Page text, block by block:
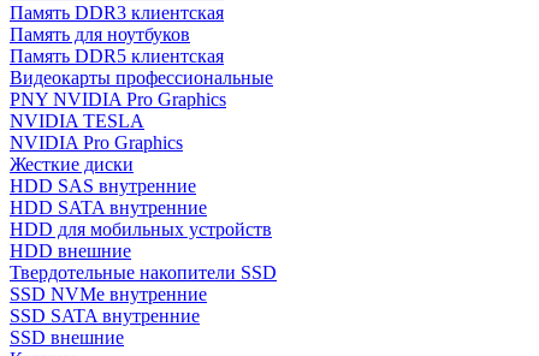
Память DDR3 клиентская
Память для ноутбуков
Память DDR5 клиентская
Видеокарты профессиональные
PNY NVIDIA Pro Graphics
NVIDIA TESLA
NVIDIA Pro Graphics
Жесткие диски
HDD SAS внутренние
HDD SATA внутренние
HDD для мобильных устройств
HDD внешние
Твердотельные накопители SSD
SSD NVMe внутренние
SSD SATA внутренние
SSD внешние